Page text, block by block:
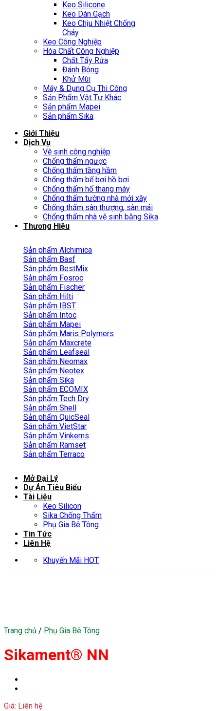
Keo Silicone
Keo Dán Gạch
Keo Chịu Nhiệt Chống
Cháy
Keo Công Nghiệp
Hóa Chất Công Nghiệp
Chất Tẩy Rửa
Đánh Bóng
Khử Mùi
Máy & Dụng Cụ Thi Công
Sản Phẩm Vật Tư Khác
Sản phẩm Mapei
Sản phẩm Sika
Giới Thiệu
Dịch Vụ
Vệ sinh công nghiệp
Chống thấm ngược
Chống thấm tầng hầm
Chống thấm bể bơi hồ bơi
Chống thấm hố thang máy
Chống thấm tường nhà mới xây
Chống thấm sân thượng, sàn mái
Chống thấm nhà vệ sinh bằng Sika
Thương Hiệu
Sản phẩm Alchimica
Sản phẩm Basf
Sản phẩm BestMix
Sản phẩm Fosroc
Sản phẩm Fischer
Sản phẩm Hilti
Sản phẩm IBST
Sản phẩm Intoc
Sản phẩm Mapei
Sản phẩm Maris Polymers
Sản phẩm Maxcrete
Sản phẩm Leafseal
Sản phẩm Neomax
Sản phẩm Neotex
Sản phẩm Sika
Sản phẩm ECOMIX
Sản phẩm Tech Dry
Sản phẩm Shell
Sản phẩm QuicSeal
Sản phẩm VietStar
Sản phẩm Vinkems
Sản phẩm Ramset
Sản phẩm Terraco
Mở Đại Lý
Dự Án Tiêu Biểu
Tài Liệu
Keo Silicon
Sika Chống Thấm
Phụ Gia Bê Tông
Tin Tức
Liên Hệ
Khuyến Mãi HOT
Trang chủ / Phụ Gia Bê Tông
Sikament® NN
Giá: Liên hệ